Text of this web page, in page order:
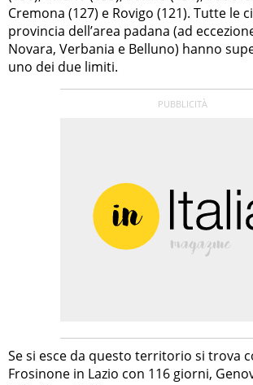
Cremona (127) e Rovigo (121). Tutte le
provincia dell’area padana (ad
Novara, Verbania e Belluno) hanno
uno dei due limiti.
Se si esce da questo territorio si trova
Frosinone in Lazio con 116 giorni,